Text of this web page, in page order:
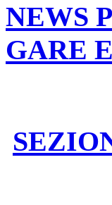
NEWS
GARE